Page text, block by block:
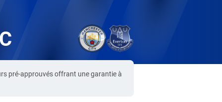
pré-approuvés offrant une garantie à